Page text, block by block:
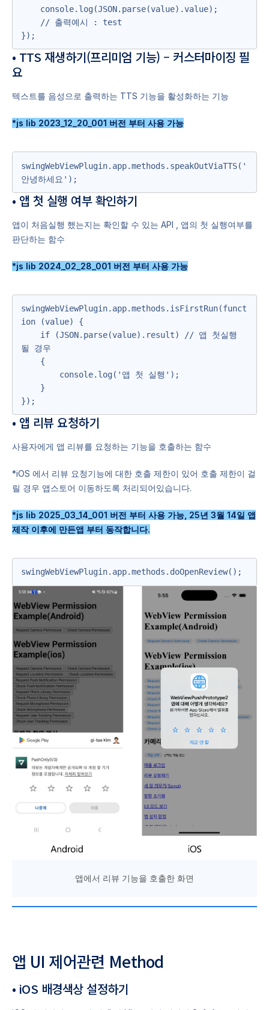
});
• TTS 재생하기(프리미엄 기능) – 커스터마이징 필
요
텍스트를 음성으로 출력하는 TTS 기능을 활성화하는 기능
*js lib 2023_12_20_001 버전 부터 사용 가능
swingWebViewPlugin.app.methods.speakOutViaTTS('
안녕하세요');
• 앱 첫 실행 여부 확인하기
앱이 처음실행 했는지는 확인할 수 있는 API , 앱의 첫 실행여부를
판단하는 함수
*js lib 2024_02_28_001 버전 부터 사용 가능
swingWebViewPlugin.app.methods.isFirstRun(funct
ion (value) {
될 경우
});
• 앱 리뷰 요청하기
사용자에게 앱 리뷰를 요청하는 기능을 호출하는 함수
*iOS 에서 리뷰 요청기능에 대한 호출 제한이 있어 호출 제한이 걸
릴 경우 앱스토어 이동하도록 처리되어있습니다.
*js lib 2025_03_14_001 버전 부터 사용 가능, 25년 3월 14일 앱
제작 이후에 만든앱 부터 동작합니다.
swingWebViewPlugin.app.methods.doOpenReview();
앱에서 리뷰 기능을 호출한 화면
앱 UI 제어관련 Method
• iOS 배경색상 설정하기